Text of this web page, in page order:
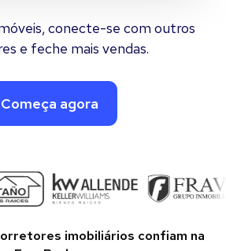
conecte-se com outros
e feche mais vendas.
Começa agora
imobiliários confiam na